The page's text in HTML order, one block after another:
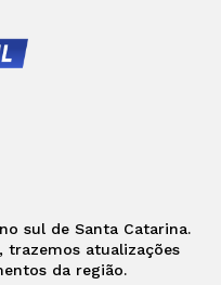
sul de Santa Catarina.
trazemos atualizações
da região.